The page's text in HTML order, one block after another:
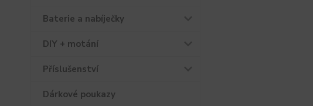
Baterie a nabíječky
DIY + motání
Příslušenství
Dárkové poukazy